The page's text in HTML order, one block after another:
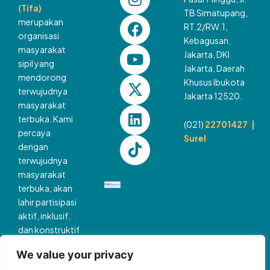
We value your privacy
(Tifa)
merupakan
organisasi
masyarakat
sipil yang
mendorong
terwujudnya
masyarakat
terbuka. Kami
percaya
dengan
terwujudnya
masyarakat
terbuka, akan
lahir partisipasi
aktif, inklusif,
dan konstruktif
pihak, yang
n
s
t
a
g
r
a
m
a
c
e
b
o
o
k
o
u
t
u
b
e
-
t
w
i
t
t
e
r
i
n
k
e
d
i
n
i
k
t
o
k
TB Simatupang,
RT.2/RW.1,
Kebagusan,
Jakarta, DKI
Jakarta, Daerah
Khusus Ibukota
Jakarta 12520.
(021) 22701427 |
Surel